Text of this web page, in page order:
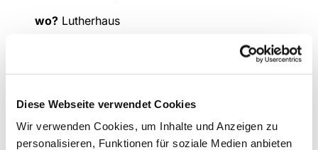
Diese Webseite verwendet Cookies
Wir verwenden Cookies, um Inhalte und Anzeigen zu
personalisieren, Funktionen für soziale Medien anbieten
wo?Lutherhaus
: Liesel Meier (Tel: 02307 / 916 6230)